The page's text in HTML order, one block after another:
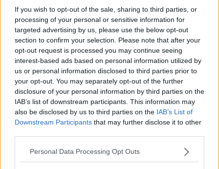
If you wish to opt-out of the sale, sharing to third parties, or
processing of your personal or sensitive information for
targeted advertising by us, please use the below opt-out
section to confirm your selection. Please note that after your
opt-out request is processed you may continue seeing
interest-based ads based on personal information utilized by
us or personal information disclosed to third parties prior to
your opt-out. You may separately opt-out of the further
disclosure of your personal information by third parties on the
IAB’s list of downstream participants. This information may
also be disclosed by us to third parties on the IAB’s List of
Downstream Participants that may further disclose it to other
Personal Data Processing Opt Outs
​La Clownterapia
​Differenze tra persone frustrate e non
L’invisibile fatica mentale
Vacanze a km zero
​Buone Vacan(si)e!
​Il lato positivo delle cose
​Storie antiche di tempi moderni
​Quello che alle mamme non dicono
Adultescenza
Homo imbecillis
​4 anni di Blog
Quando il silenzio è aggressivo
​Il passato, questo conosciuto!
​L’uomo o l’orso?
Non hanno un amico a teatro​